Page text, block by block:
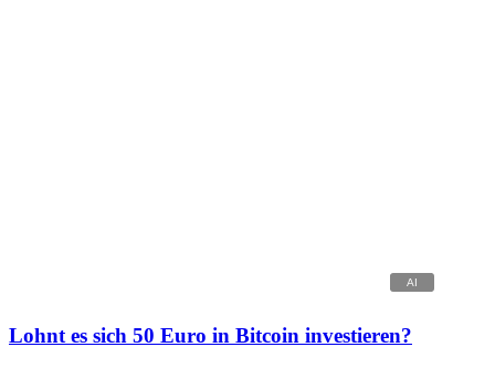
Lohnt es sich 50 Euro in Bitcoin investieren?